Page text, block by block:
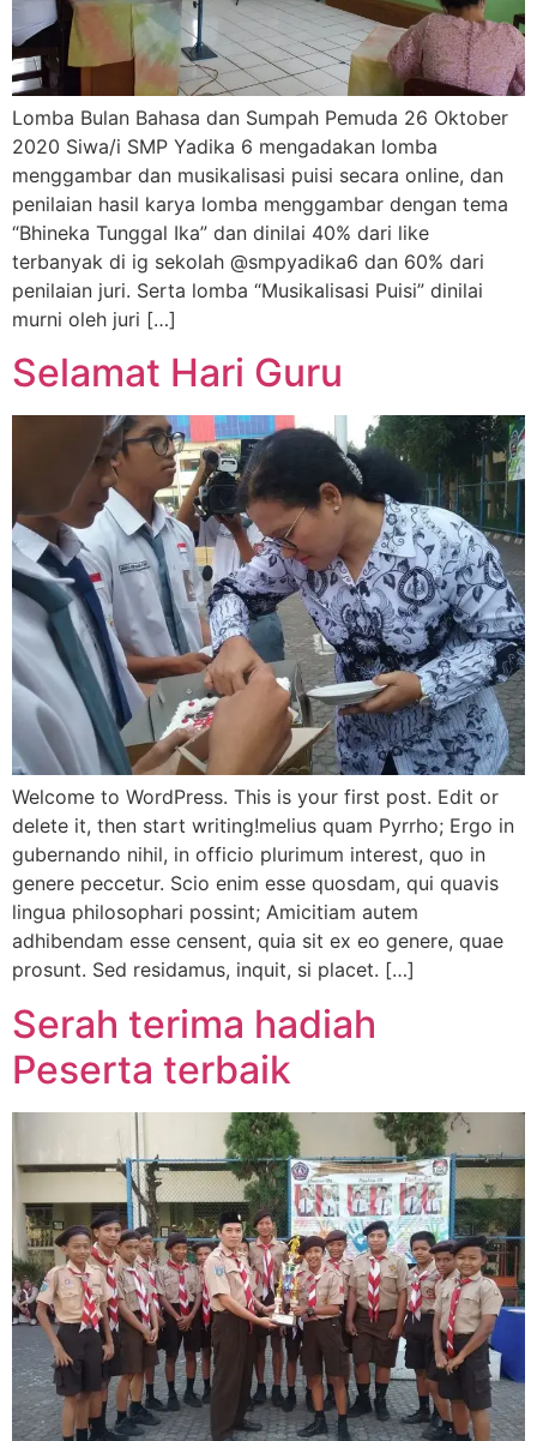
Lomba Bulan Bahasa dan Sumpah Pemuda 26 Oktober
2020 Siwa/i SMP Yadika 6 mengadakan lomba
menggambar dan musikalisasi puisi secara online, dan
penilaian hasil karya lomba menggambar dengan tema
“Bhineka Tunggal Ika” dan dinilai 40% dari like
terbanyak di ig sekolah @smpyadika6 dan 60% dari
penilaian juri. Serta lomba “Musikalisasi Puisi” dinilai
murni oleh juri […]
Selamat Hari Guru
Welcome to WordPress. This is your first post. Edit or
delete it, then start writing!melius quam Pyrrho; Ergo in
gubernando nihil, in officio plurimum interest, quo in
genere peccetur. Scio enim esse quosdam, qui quavis
lingua philosophari possint; Amicitiam autem
adhibendam esse censent, quia sit ex eo genere, quae
prosunt. Sed residamus, inquit, si placet. […]
Serah terima hadiah
Peserta terbaik